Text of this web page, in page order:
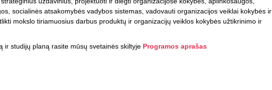
socialinės atsakomybės vadybos sistemas, vadovauti organizacijos veiklai kokybės ir
mokslo tiriamuosius darbus produktų ir organizacijų veiklos kokybės užtikrinimo ir
ir studijų planą rasite mūsų svetainės skiltyje Programos aprašas